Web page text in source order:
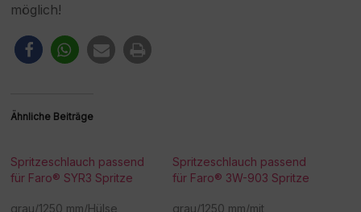
möglich!
Ähnliche Beiträge
Spritzeschlauch passend
für Faro® SYR3 Spritze
grau/1250 mm/Hülse
Spritzeschlauch passend
für Faro® 3W-903 Spritze
grau/1250 mm/mit